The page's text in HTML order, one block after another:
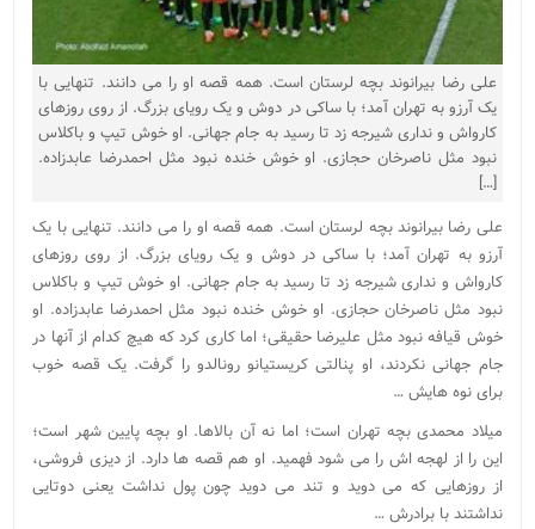
علی رضا بیرانوند بچه لرستان است. همه قصه او را می دانند. تنهایی با
یک آرزو به تهران آمد؛ با ساکی در دوش و یک رویای بزرگ. از روی روزهای
کارواش و نداری شیرجه زد تا رسید به جام جهانی. او خوش تیپ و باکلاس
نبود مثل ناصرخان حجازی. او خوش خنده نبود مثل احمدرضا عابدزاده.
[…]
علی رضا بیرانوند بچه لرستان است. همه قصه او را می دانند. تنهایی با یک
آرزو به تهران آمد؛ با ساکی در دوش و یک رویای بزرگ. از روی روزهای
کارواش و نداری شیرجه زد تا رسید به جام جهانی. او خوش تیپ و باکلاس
نبود مثل ناصرخان حجازی. او خوش خنده نبود مثل احمدرضا عابدزاده. او
خوش قیافه نبود مثل علیرضا حقیقی؛ اما کاری کرد که هیچ کدام از آنها در
جام جهانی نکردند، او پنالتی کریستیانو رونالدو را گرفت. یک قصه خوب
برای نوه هایش …
میلاد محمدی بچه تهران است؛ اما نه آن بالاها. او بچه پایین شهر است؛
این را از لهجه اش را می شود فهمید. او هم قصه ها دارد. از دیزی فروشی،
از روزهایی که می دوید و تند می دوید چون پول نداشت یعنی دوتایی
نداشتند با برادرش …